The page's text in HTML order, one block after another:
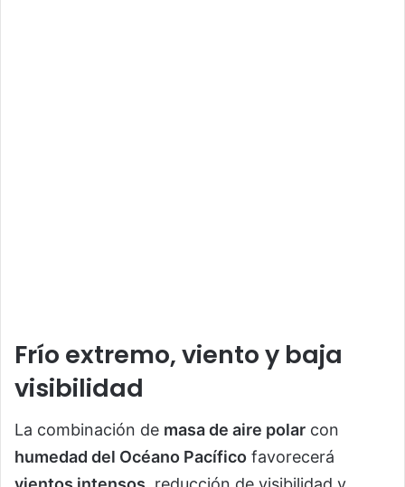
Frío extremo, viento y baja
visibilidad
La combinación de masa de aire polar con
humedad del Océano Pacífico favorecerá